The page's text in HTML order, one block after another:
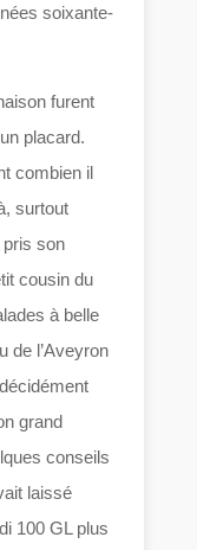
soixante-
furent
placard.
combien il
surtout
pris son
cousin du
à belle
de l’Aveyron
grand
conseils
laissé
100 GL plus